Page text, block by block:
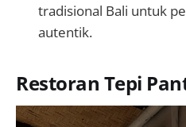
tradisional Bali untuk
autentik.
Restoran Tepi